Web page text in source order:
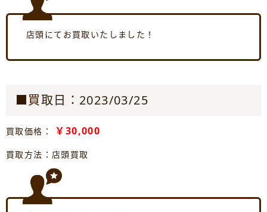
店頭にてお買取いたしました！
■買取日：2023/03/25
買取価格： ￥30,000
買取方法：店頭買取